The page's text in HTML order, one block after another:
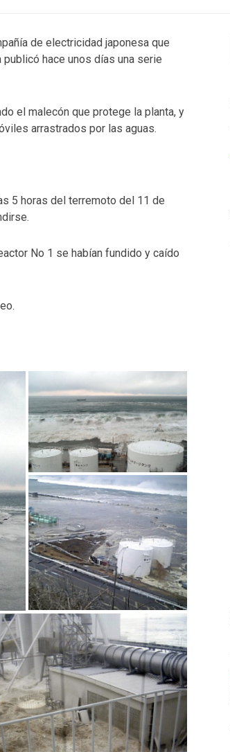
de electricidad japonesa que
publicó hace unos días una serie
el malecón que protege la planta, y
arrastrados por las aguas.
5 horas del terremoto del 11 de
No 1 se habían fundido y caído